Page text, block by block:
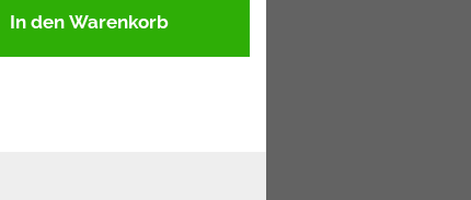
In den Warenkorb